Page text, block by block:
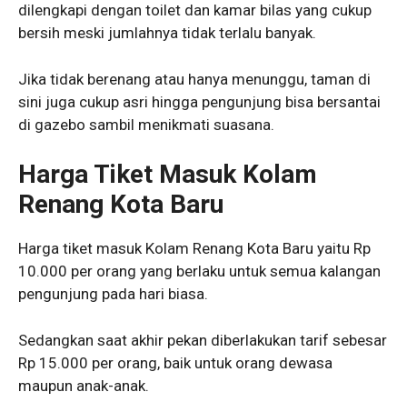
dilengkapi dengan toilet dan kamar bilas yang cukup
bersih meski jumlahnya tidak terlalu banyak.
Jika tidak berenang atau hanya menunggu, taman di
sini juga cukup asri hingga pengunjung bisa bersantai
di gazebo sambil menikmati suasana.
Harga Tiket Masuk Kolam
Renang Kota Baru
Harga tiket masuk Kolam Renang Kota Baru yaitu Rp
10.000 per orang yang berlaku untuk semua kalangan
pengunjung pada hari biasa.
Sedangkan saat akhir pekan diberlakukan tarif sebesar
Rp 15.000 per orang, baik untuk orang dewasa
maupun anak-anak.